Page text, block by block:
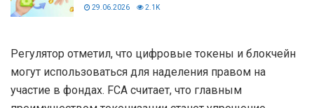
29.06.2026 2.1K
Регулятор отметил, что цифровые токены и блокчейн
могут использоваться для наделения правом на
участие в фондах. FCA считает, что главным